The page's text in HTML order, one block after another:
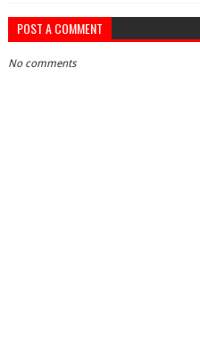
POST A COMMENT
No comments